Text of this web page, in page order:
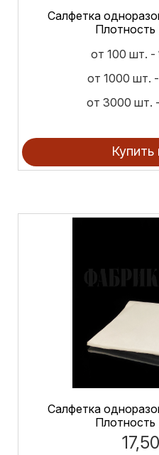
Салфетка
Плотность
от 100 шт. -
от 1000 шт. -
от 3000 шт. -
Купить
Салфетка
Плотность